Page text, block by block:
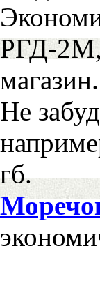
РГД-2М,
Не
гб.